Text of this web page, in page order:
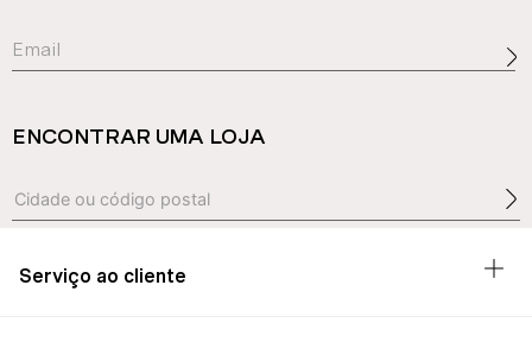
ENCONTRAR UMA LOJA
Serviço ao cliente